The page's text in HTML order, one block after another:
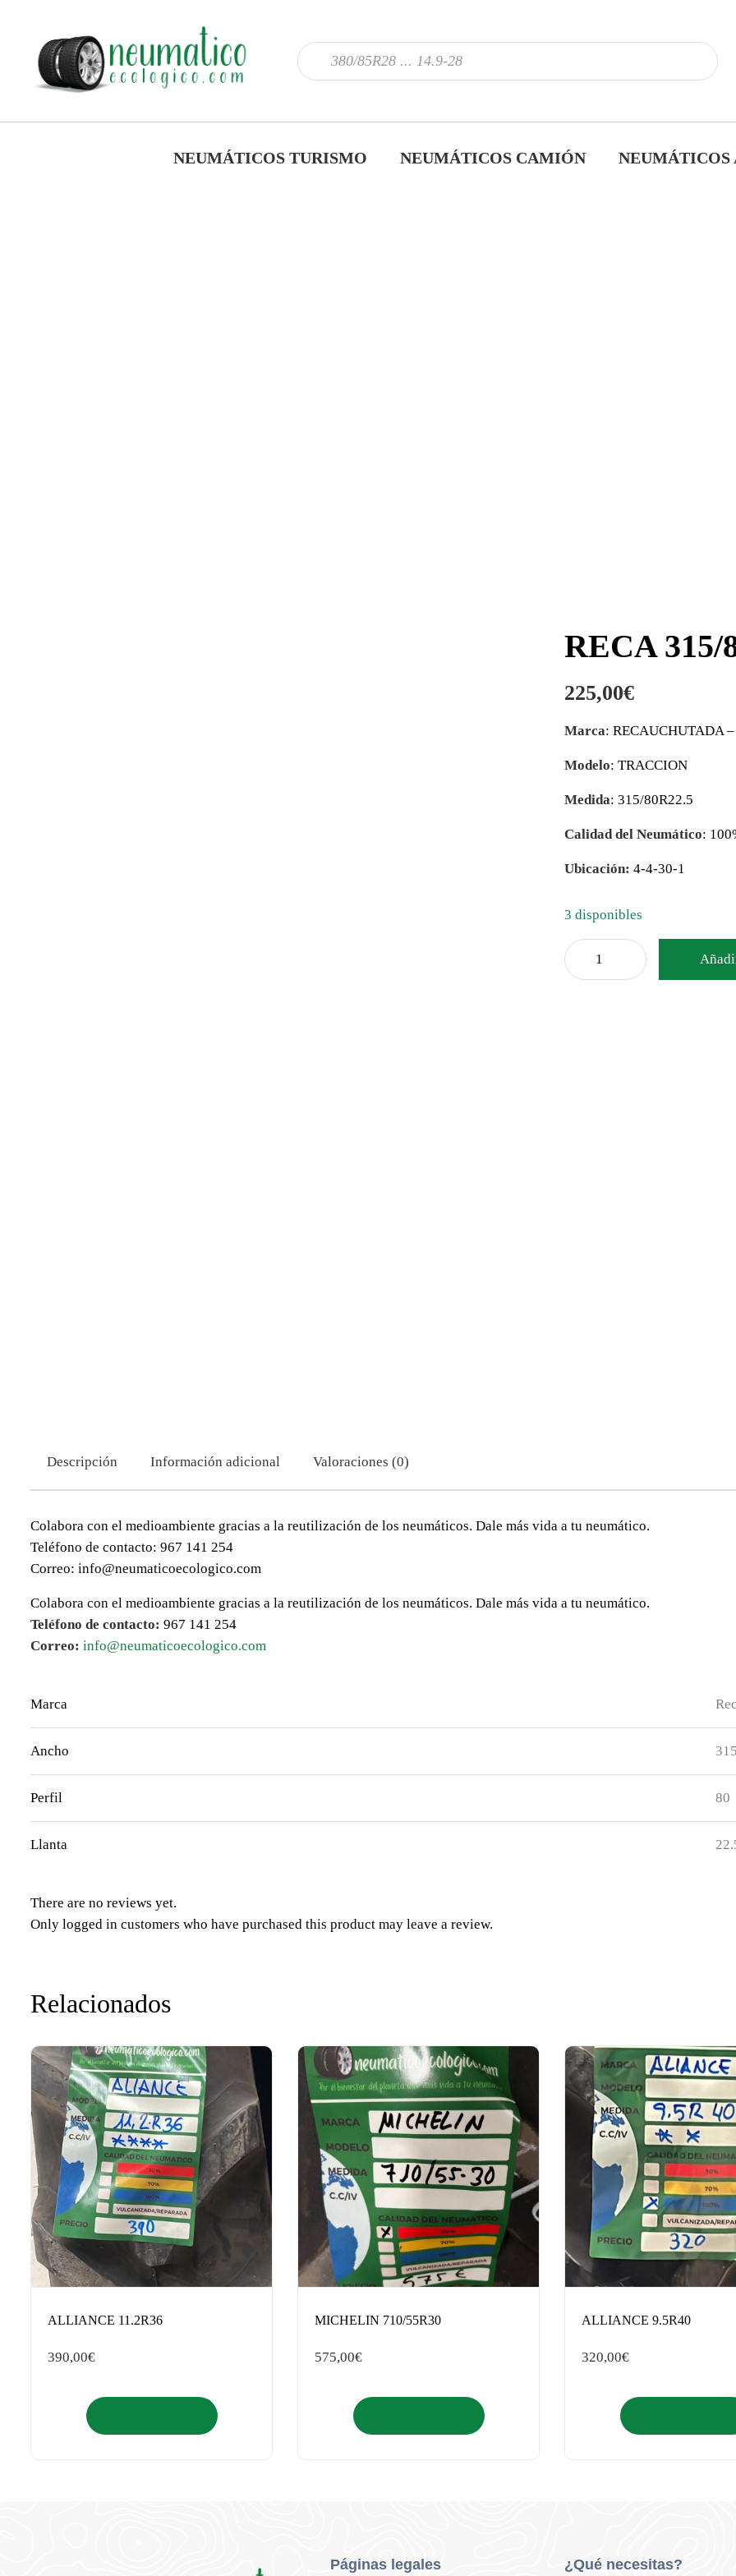
NEUMÁTICOS TURISMO NEUMÁTICOS CAMIÓN
RECA 315/
225,00€
Marca: RECAUCHUTADA
Modelo: TRACCION
Medida: 315/80R22.5
Calidad del Neumático:
Ubicación: 4-4-30-1
3 disponibles
Descripción Información adicional Valoraciones (0)
Colabora con el medioambiente gracias a la reutilización de los neumáticos. Dale más vida a tu neumático.
Teléfono de contacto: 967 141 254
Correo: info@neumaticoecologico.com
Colabora con el medioambiente gracias a la reutilización de los neumáticos. Dale más vida a tu neumático.
Teléfono de contacto: 967 141 254
Correo: info@neumaticoecologico.com
Marca
Ancho
Perfil 80
Llanta
There are no reviews yet.
Only logged in customers who have purchased this product may leave a review.
Relacionados
ALLIANCE 11.2R36
390,00€
MICHELIN 710/55R30
575,00€
ALLIANCE 9.5R40
320,00€
Páginas legales ¿Qué necesitas?